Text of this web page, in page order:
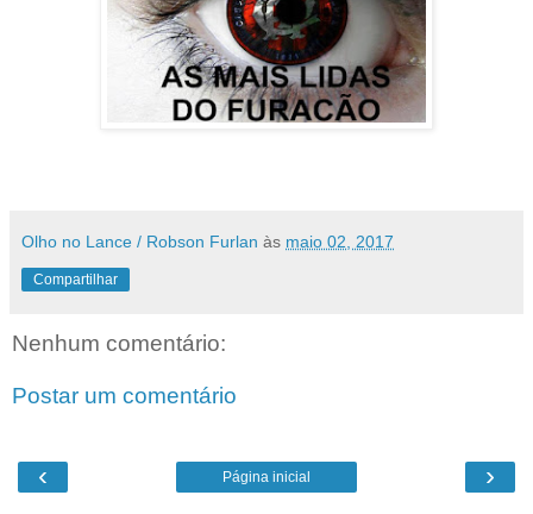
Olho no Lance / Robson Furlan às maio 02, 2017
Compartilhar
Nenhum comentário:
Postar um comentário
‹ ›
Página inicial